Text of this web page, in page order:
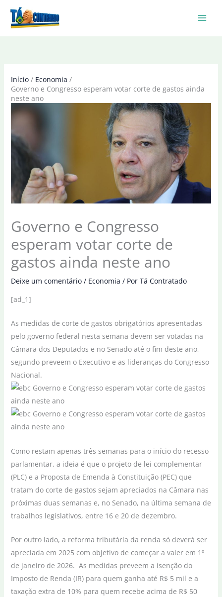
Início
Economia
Governo e Congresso esperam votar corte de gastos ainda
neste ano
Governo e Congresso
esperam votar corte de
gastos ainda neste ano
Deixe um comentário / Economia / Por Tá Contratado
[ad_1]
As medidas de corte de gastos obrigatórios apresentadas
pelo governo federal nesta semana devem ser votadas na
Câmara dos Deputados e no Senado até o fim deste ano,
segundo preveem o Executivo e as lideranças do Congresso
Nacional.
Como restam apenas três semanas para o início do recesso
parlamentar, a ideia é que o projeto de lei complementar
(PLC) e a Proposta de Emenda à Constituição (PEC) que
tratam do corte de gastos sejam apreciados na Câmara nas
próximas duas semanas e, no Senado, na última semana de
trabalhos legislativos, entre 16 e 20 de dezembro.
Por outro lado, a reforma tributária da renda só deverá ser
apreciada em 2025 com objetivo de começar a valer em 1º
de janeiro de 2026. As medidas preveem a isenção do
Imposto de Renda (IR) para quem ganha até R$ 5 mil e a
taxação extra de 10% para quem recebe acima de R$ 50